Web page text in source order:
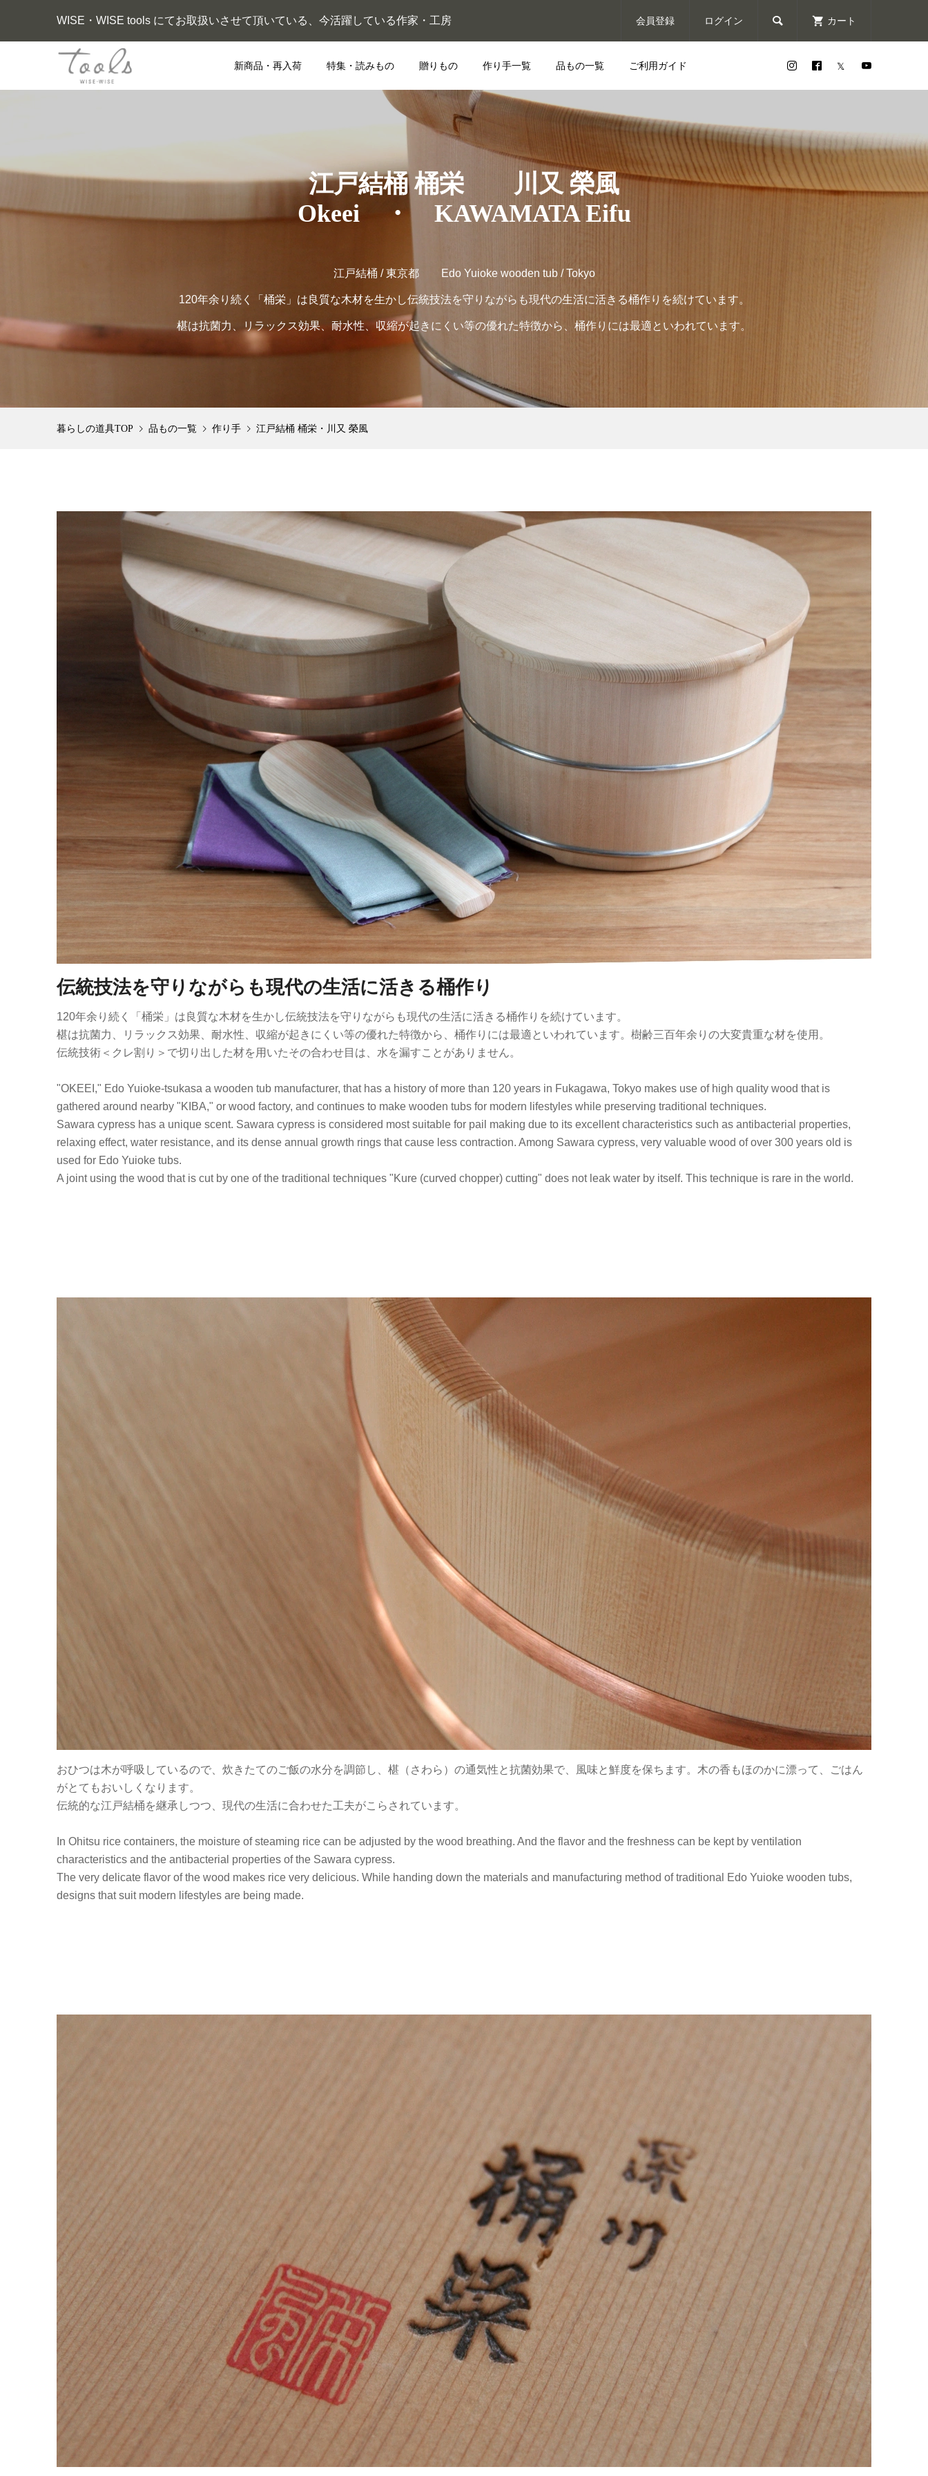
WISE・WISE tools にてお取扱いさせて頂いている、今活躍している作家・工房 会員登録 ログイン  カート
新商品・再入荷 特集・読みもの 贈りもの 作り手一覧 品もの一覧 ご利用ガイド
江戸結桶 桶栄 川又 榮風
Okeei ・ KAWAMATA Eifu
江戸結桶 / 東京都 Edo Yuioke wooden tub / Tokyo
120年余り続く「桶栄」は良質な木材を生かし伝統技法を守りながらも現代の生活に活きる桶作りを続けています。
椹は抗菌力、リラックス効果、耐水性、収縮が起きにくい等の優れた特徴から、桶作りには最適といわれています。
品もの一覧 作り手 江戸結桶 桶栄・川又 榮風
伝統技法を守りながらも現代の生活に活きる桶作り
120年余り続く「桶栄」は良質な木材を生かし伝統技法を守りながらも現代の生活に活きる桶作りを続けています。
椹は抗菌力、リラックス効果、耐水性、収縮が起きにくい等の優れた特徴から、桶作りには最適といわれています。樹齢三百年余りの大変貴重な材を使用。
伝統技術＜クレ割り＞で切り出した材を用いたその合わせ目は、水を漏すことがありません。
"OKEEI," Edo Yuioke-tsukasa a wooden tub manufacturer, that has a history of more than 120 years in Fukagawa, Tokyo makes use of high quality wood that is
gathered around nearby "KIBA," or wood factory, and continues to make wooden tubs for modern lifestyles while preserving traditional techniques.
Sawara cypress has a unique scent. Sawara cypress is considered most suitable for pail making due to its excellent characteristics such as antibacterial properties,
relaxing effect, water resistance, and its dense annual growth rings that cause less contraction. Among Sawara cypress, very valuable wood of over 300 years old is
used for Edo Yuioke tubs.
A joint using the wood that is cut by one of the traditional techniques "Kure (curved chopper) cutting" does not leak water by itself. This technique is rare in the world.
おひつは木が呼吸しているので、炊きたてのご飯の水分を調節し、椹（さわら）の通気性と抗菌効果で、風味と鮮度を保ちます。木の香もほのかに漂って、ごはん
がとてもおいしくなります。
伝統的な江戸結桶を継承しつつ、現代の生活に合わせた工夫がこらされています。
In Ohitsu rice containers, the moisture of steaming rice can be adjusted by the wood breathing. And the flavor and the freshness can be kept by ventilation
characteristics and the antibacterial properties of the Sawara cypress.
The very delicate flavor of the wood makes rice very delicious. While handing down the materials and manufacturing method of traditional Edo Yuioke wooden tubs,
designs that suit modern lifestyles are being made.